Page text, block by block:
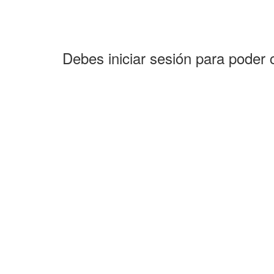
Debes iniciar sesión para poder